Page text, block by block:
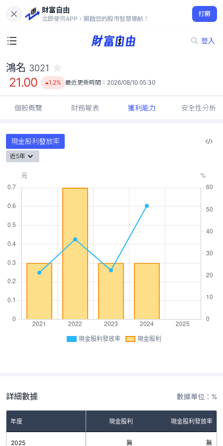
財富自由
立即使用APP，開啟您的股市智慧導航！
打開
登入
21.00
1.2%
鴻名 3021
21.00 1.2% 最近更新時間： 2026/08/10 05:30
個股概覽 財務報表 獲利能力 安全性分析
現金股利發放率
近5年
現金股利發放率 現金股利
詳細數據 數據單位：%
年度 現金股利 現金股利發放率
2025 無 無